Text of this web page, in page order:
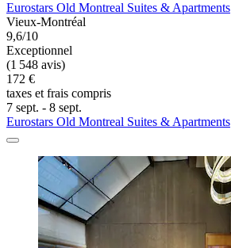
Eurostars Old Montreal Suites & Apartments
Vieux-Montréal
9,6/10
Exceptionnel
(1 548 avis)
172 €
taxes et frais compris
7 sept. - 8 sept.
Eurostars Old Montreal Suites & Apartments